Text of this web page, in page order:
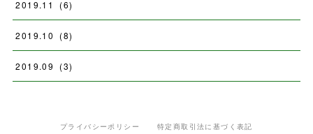
2019.11 (6)
2019.10 (8)
2019.09 (3)
プライバシーポリシー 特定商取引法に基づく表記